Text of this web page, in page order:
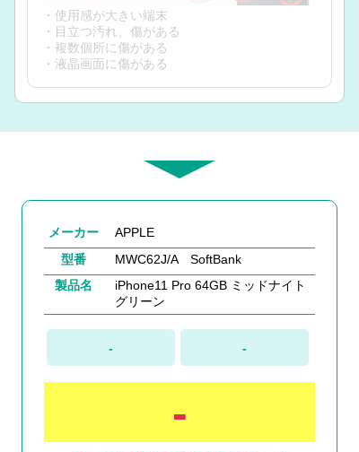
・使用感が大きい端末
・目立つ汚れ、傷がある
・複数個所に傷がある
・液晶画面に傷がある
メーカー
APPLE
型番
MWC62J/A SoftBank
製品名
iPhone11 Pro 64GB ミッドナイト
グリーン
- -
-